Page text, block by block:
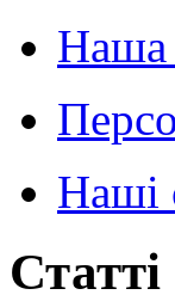
Наша
Наші
Статті